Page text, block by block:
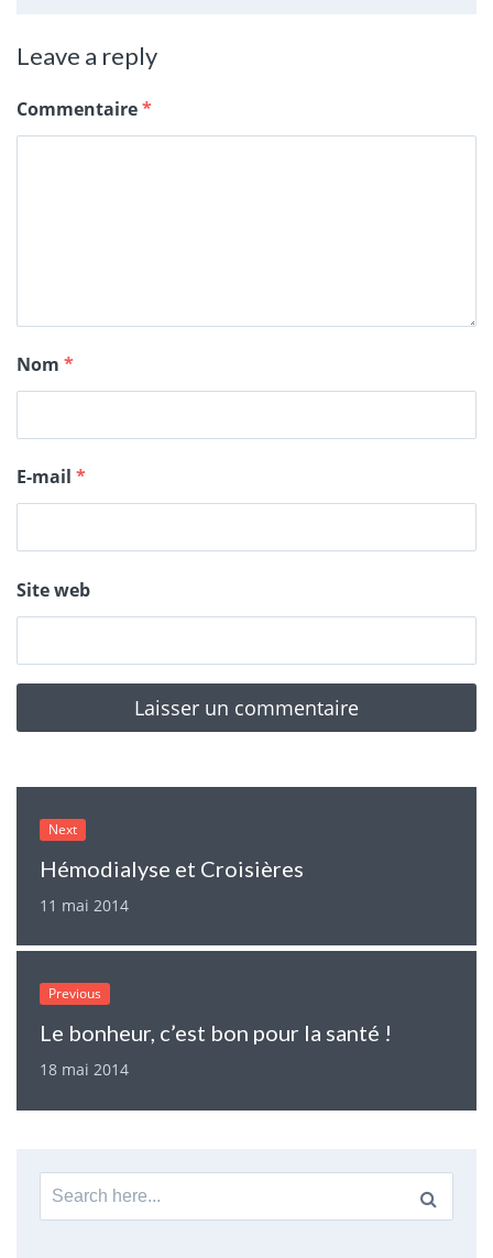
Leave a reply
Commentaire*
Nom *
E-mail *
Site web
Next
Hémodialyse et Croisières
11 mai 2014
Previous
Le bonheur, c’est bon pour la santé !
18 mai 2014
Search
for: